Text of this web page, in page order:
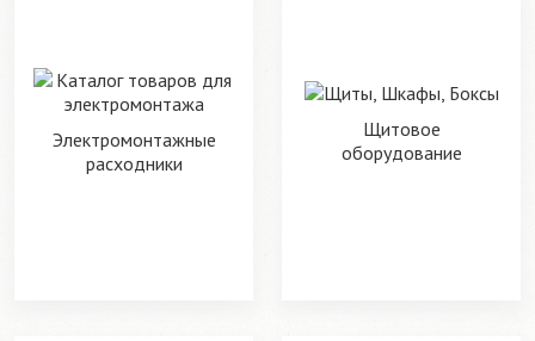
Электромонтажные
расходники
Щитовое
оборудование